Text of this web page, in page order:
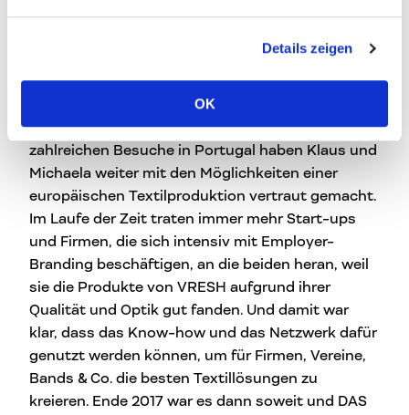
Details zeigen
OK
Nachhaltigkeit vom Bandleiberl
bis zur Corporate-Business-
Neben VRESH betreiben die beiden auch DAS
MERCH. Jede einzelne VRESH-Kollektion und die
zahlreichen Besuche in Portugal haben Klaus und
Michaela weiter mit den Möglichkeiten einer
europäischen Textilproduktion vertraut gemacht.
Im Laufe der Zeit traten immer mehr Start-ups
und Firmen, die sich intensiv mit Employer-
Branding beschäftigen, an die beiden heran, weil
sie die Produkte von VRESH aufgrund ihrer
Qualität und Optik gut fanden. Und damit war
klar, dass das Know-how und das Netzwerk dafür
genutzt werden können, um für Firmen, Vereine,
Bands & Co. die besten Textillösungen zu
kreieren. Ende 2017 war es dann soweit und DAS